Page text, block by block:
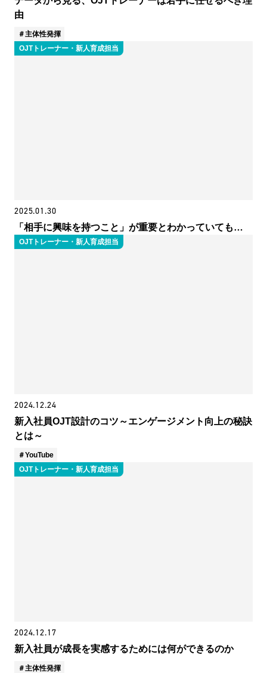
由
主体性発揮
OJTトレーナー・新人育成担当
2025.01.30
「相手に興味を持つこと」が重要とわかっていても…
OJTトレーナー・新人育成担当
2024.12.24
新入社員OJT設計のコツ～エンゲージメント向上の秘訣
とは～
YouTube
OJTトレーナー・新人育成担当
2024.12.17
新入社員が成長を実感するためには何ができるのか
主体性発揮